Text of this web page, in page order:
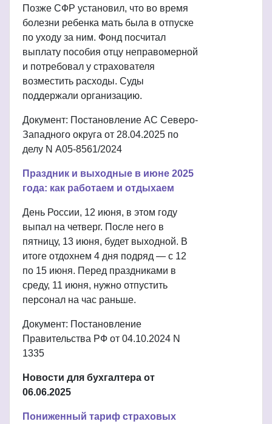
Позже СФР установил, что во время
болезни ребенка мать была в отпуске
по уходу за ним. Фонд посчитал
выплату пособия отцу неправомерной
и потребовал у страхователя
возместить расходы. Суды
поддержали организацию.
Документ: Постановление АС Северо-
Западного округа от 28.04.2025 по
делу N А05-8561/2024
Праздник и выходные в июне 2025
года: как работаем и отдыхаем
День России, 12 июня, в этом году
выпал на четверг. После него в
пятницу, 13 июня, будет выходной. В
итоге отдохнем 4 дня подряд — с 12
по 15 июня. Перед праздниками в
среду, 11 июня, нужно отпустить
персонал на час раньше.
Документ: Постановление
Правительства РФ от 04.10.2024 N
1335
Новости для бухгалтера от
06.06.2025
Пониженный тариф страховых